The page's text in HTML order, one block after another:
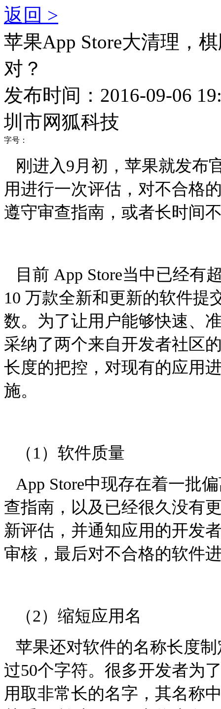
返回 >
苹果App Store大清理，
对？
发布时间：2016-09-06
圳市网狐科技
字号：
刚进入9月初，苹果就发布
用进行一次评估，对不合格
遵守审查指南，或者长时间
目前 App Store当中已经有
10 万款全新和更新的软件提
数。为了让用户能够快速、
采纳了两个来自开发者社区
长度的把控，对现有的应用
施。
（ 1）软件质量
App Store中现存在着一批
查指南，以及已经很久没有
新评估，并通知应用的开发
审核，最后对不合格的软件
（2）缩短应用名
苹果还对软件的名称长度
过50个字符。很多开发者为
用取非常长的名字，其名称